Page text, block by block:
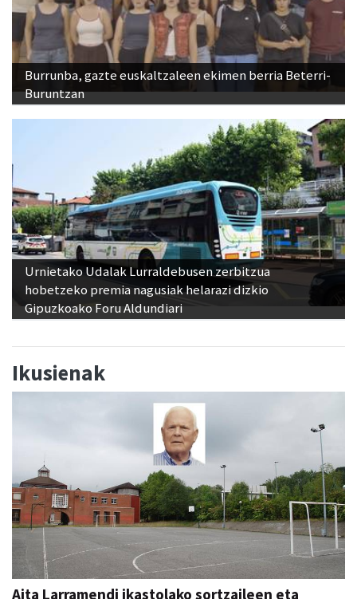
Burrunba, gazte euskaltzaleen ekimen berria Beterri-
Buruntzan
Urnietako Udalak Lurraldebusen zerbitzua
hobetzeko premia nagusiak helarazi dizkio
Gipuzkoako Foru Aldundiari
Ikusienak
Aita Larramendi ikastolako sortzaileen eta